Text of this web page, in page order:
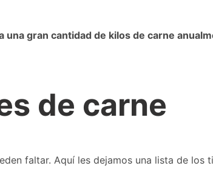
gran cantidad de kilos de carne
de carne
faltar. Aquí les dejamos una lista de